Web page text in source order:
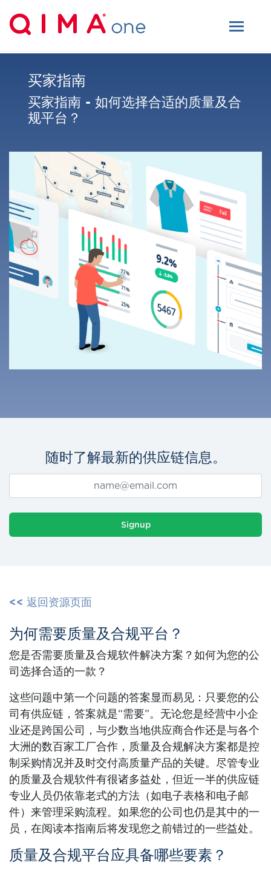
买家指南
买家指南 - 如何选择合适的质量及合
规平台？
随时了解最新的供应链信息。
Signup
<< 返回资源页面
为何需要质量及合规平台？
您是否需要质量及合规软件解决方案？如何为您的公
司选择合适的一款？
这些问题中第一个问题的答案显而易见：只要您的公
司有供应链，答案就是“需要”。无论您是经营中小企
业还是跨国公司，与少数当地供应商合作还是与各个
大洲的数百家工厂合作，质量及合规解决方案都是控
制采购情况并及时交付高质量产品的关键。尽管专业
的质量及合规软件有很诸多益处，但近一半的供应链
专业人员仍依靠老式的方法（如电子表格和电子邮
件）来管理采购流程。如果您的公司也仍是其中的一
员，在阅读本指南后将发现您之前错过的一些益处。
质量及合规平台应具备哪些要素？